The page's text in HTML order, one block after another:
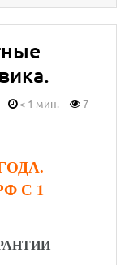
< 1 мин. 7
С 1